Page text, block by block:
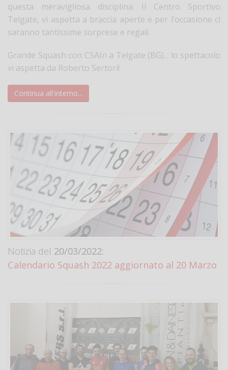
questa meravigliosa disciplina. Il Centro Sportivo
Telgate, vi aspetta a braccia aperte e per l’occasione ci
saranno tantissime sorprese e regali
Grande Squash con CSAIn a Telgate (BG)... lo spettacolo
vi aspetta da Roberto Sertori!
Continua all'interno...
Notizia del 20/03/2022:
Calendario Squash 2022 aggiornato al 20 Marzo